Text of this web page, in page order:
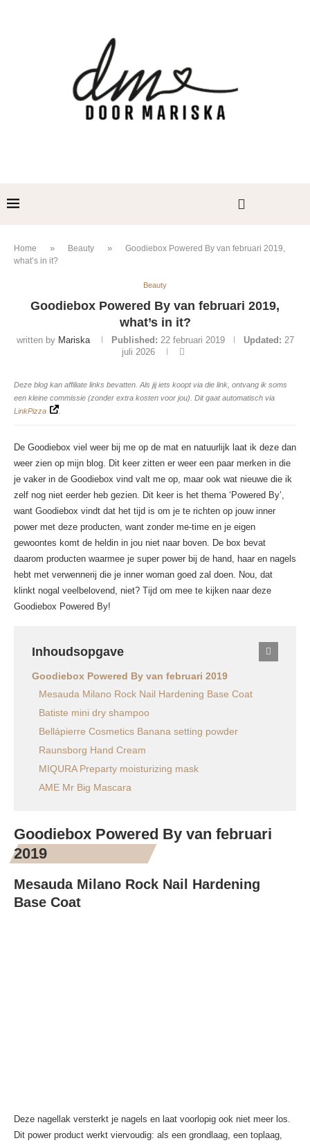
Home » Beauty »
Goodiebox Powered By van februari 2019,
what’s in it?
Beauty
Goodiebox Powered By van februari 2019,
what’s in it?
written by Mariska Published: 22 februari 2019 Updated: 27
juli 2026
Deze blog kan affiliate links bevatten. Als jij iets koopt via die link, ontvang ik soms
een kleine commissie (zonder extra kosten voor jou). Dit gaat automatisch via
LinkPizza
De Goodiebox viel weer bij me op de mat en natuurlijk laat ik deze dan
weer zien op mijn blog. Dit keer zitten er weer een paar merken in die
je vaker in de Goodiebox vind valt me op, maar ook wat nieuwe die ik
zelf nog niet eerder heb gezien. Dit keer is het thema ‘Powered By’,
want Goodiebox vindt dat het tijd is om je te richten op jouw inner
power met deze producten, want zonder me-time en je eigen
gewoontes komt de heldin in jou niet naar boven. De box bevat
daarom producten waarmee je super power bij de hand, haar en nagels
hebt met verwennerij die je inner woman goed zal doen. Nou, dat
klinkt nogal veelbelovend, niet? Tijd om mee te kijken naar deze
Goodiebox Powered By!
Inhoudsopgave
Goodiebox Powered By van februari 2019
Mesauda Milano Rock Nail Hardening Base Coat
Batiste mini dry shampoo
Bellápierre Cosmetics Banana setting powder
Raunsborg Hand Cream
MIQURA Preparty moisturizing mask
AME Mr Big Mascara
Goodiebox Powered By van februari
2019
Mesauda Milano Rock Nail Hardening
Base Coat
Deze nagellak versterkt je nagels en laat voorlopig ook niet meer los.
Dit power product werkt viervoudig: als een grondlaag, een toplaag,